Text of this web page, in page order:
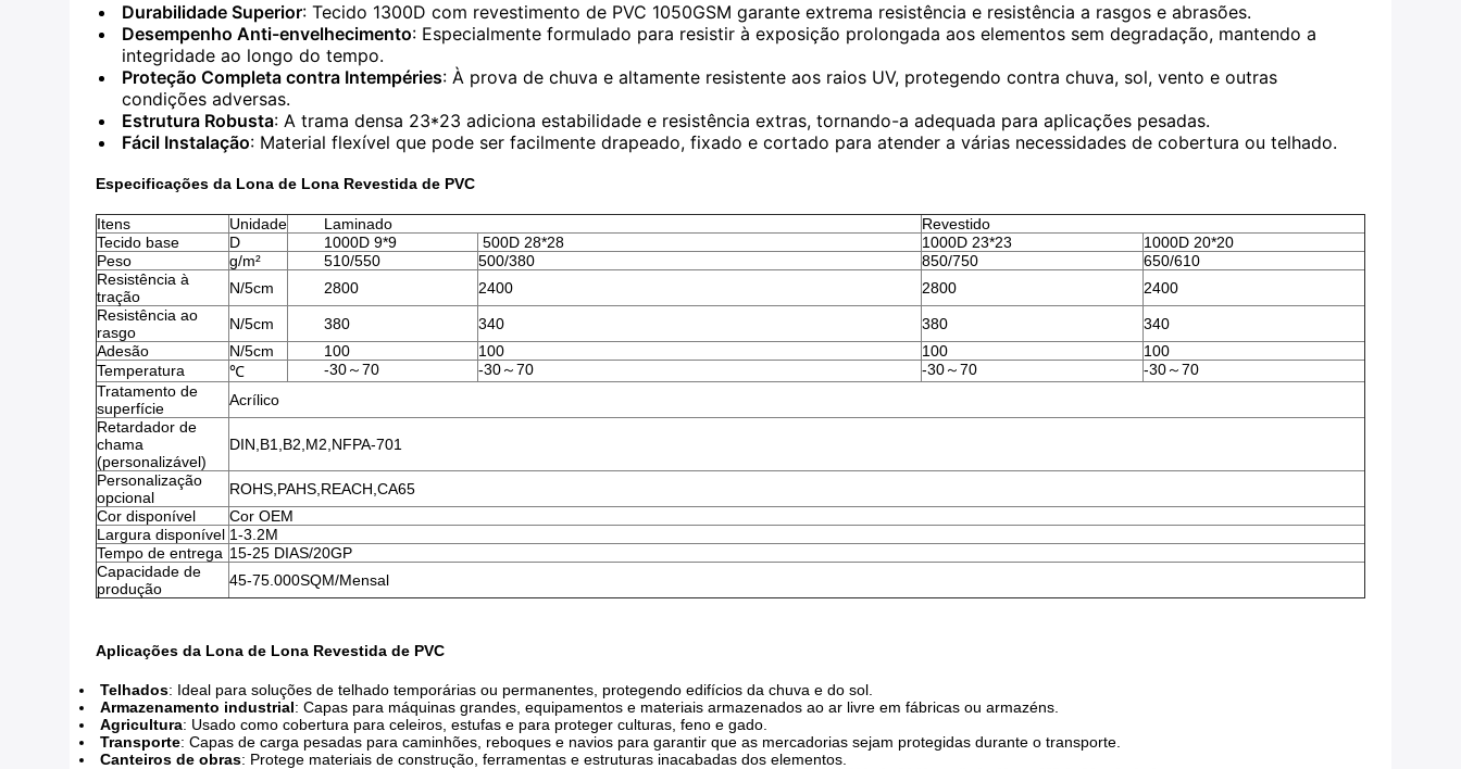
Durabilidade Superior: Tecido 1300D com revestimento de PVC 1050GSM garante extrema resistência e resistência a rasgos e abrasões.
Desempenho Anti-envelhecimento: Especialmente formulado para resistir à exposição prolongada aos elementos sem degradação, mantendo a
integridade ao longo do tempo.
Proteção Completa contra Intempéries: À prova de chuva e altamente resistente aos raios UV, protegendo contra chuva, sol, vento e outras
condições adversas.
Estrutura Robusta: A trama densa 23*23 adiciona estabilidade e resistência extras, tornando-a adequada para aplicações pesadas.
Fácil Instalação: Material flexível que pode ser facilmente drapeado, fixado e cortado para atender a várias necessidades de cobertura ou telhado.
Especificações da Lona de Lona Revestida de PVC
Itens Unidade Laminado
Revestido
Tecido base
D 1000D 9*9 500D 28*28 1000D 23*23
1000D 20*20
Peso
g/m² 510/550 500/380 850/750
650/610
Resistência à
tração
N/5cm 2800 2400 2800
2400
Resistência ao
rasgo
N/5cm 380 340 380
340
Adesão
N/5cm 100 100 100
100
Temperatura
℃ -30～70 -30～70 -30～70
-30～70
Tratamento de
superfície
Acrílico
Retardador de
chama
(personalizável)
DIN,B1,B2,M2,NFPA-701
Personalização
opcional
ROHS,PAHS,REACH,CA65
Cor disponível
Cor OEM
Largura disponível 1-3.2M
Tempo de entrega 15-25 DIAS/20GP
Capacidade de
produção
45-75.000SQM/Mensal
Aplicações da Lona de Lona Revestida de PVC
Telhados: Ideal para soluções de telhado temporárias ou permanentes, protegendo edifícios da chuva e do sol.
Armazenamento industrial: Capas para máquinas grandes, equipamentos e materiais armazenados ao ar livre em fábricas ou armazéns.
Agricultura: Usado como cobertura para celeiros, estufas e para proteger culturas, feno e gado.
Transporte: Capas de carga pesadas para caminhões, reboques e navios para garantir que as mercadorias sejam protegidas durante o transporte.
Canteiros de obras: Protege materiais de construção, ferramentas e estruturas inacabadas dos elementos.